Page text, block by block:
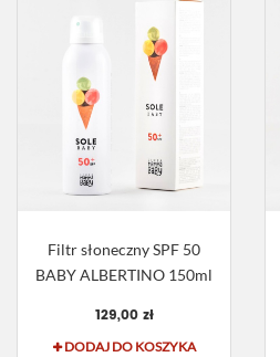
Filtr słoneczny SPF 50
BABY ALBERTINO 150ml
129,00 zł
DODAJ DO KOSZYKA